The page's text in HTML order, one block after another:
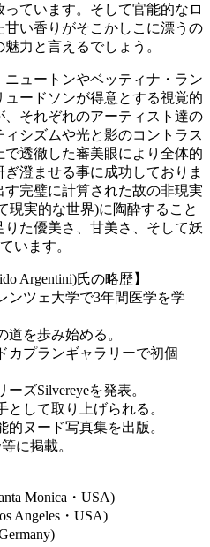
ています。そして官能的なロ
い香りがそこかしこに漂うの
力と言えるでしょう。
ュートンやベッティナ・ラン
ードソンが得意とする視覚的
それぞれのアーティスト達の
シズムや光と影のコントラス
で透徹した審美眼により全体的
澄ませる事に成功しておりま
完璧に計算された故の非現実
現実的な世界)に陶酔すること
た優美さ、甘美さ、そして妖
います。
Argentini)氏の略歴】
ンツェ大学で3年間医学を学
道を歩み始める。
カプランギャラリーで初個
ズSilvereyeを発表。
として取り上げられる。
的ヌード写真集を出版。
に掲載。
Monica・USA)
Angeles・USA)